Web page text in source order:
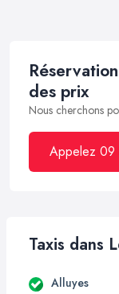
des prix
Nous cherchons
Appelez
Taxis dans
Alluyes